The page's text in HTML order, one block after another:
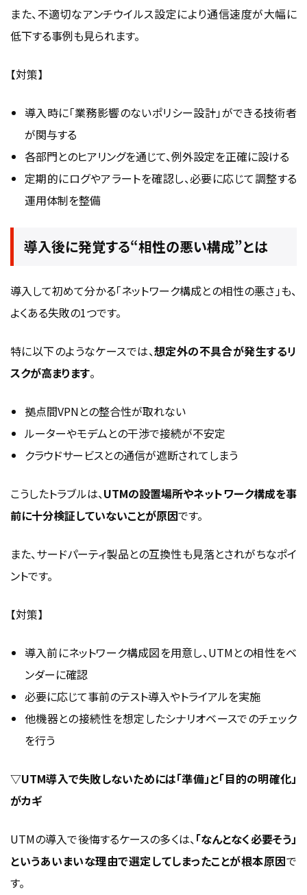
また、不適切なアンチウイルス設定により通信速度が大幅に
低下する事例も見られます。
【対策】
導入時に「業務影響のないポリシー設計」ができる技術者
が関与する
各部門とのヒアリングを通じて、例外設定を正確に設ける
定期的にログやアラートを確認し、必要に応じて調整する
運用体制を整備
導入後に発覚する“相性の悪い構成”とは
導入して初めて分かる「ネットワーク構成との相性の悪さ」も、
よくある失敗の1つです。
特に以下のようなケースでは、想定外の不具合が発生するリ
スクが高まります。
拠点間VPNとの整合性が取れない
ルーターやモデムとの干渉で接続が不安定
クラウドサービスとの通信が遮断されてしまう
こうしたトラブルは、UTMの設置場所やネットワーク構成を事
前に十分検証していないことが原因です。
また、サードパーティ製品との互換性も見落とされがちなポイ
ントです。
【対策】
導入前にネットワーク構成図を用意し、UTMとの相性をベ
ンダーに確認
必要に応じて事前のテスト導入やトライアルを実施
他機器との接続性を想定したシナリオベースでのチェック
を行う
▽UTM導入で失敗しないためには「準備」と「目的の明確化」
がカギ
UTMの導入で後悔するケースの多くは、 「なんとなく必要そう」
というあいまいな理由で選定してしまったことが根本原因で
す。